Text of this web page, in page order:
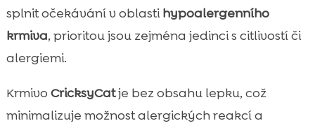
splnit očekávání v oblastihypoalergenního
krmiva, prioritou jsou zejména jedinci s citlivostí či
alergiemi.
Krmivo CricksyCatje bez obsahu lepku, což
minimalizuje možnost alergických reakcí a